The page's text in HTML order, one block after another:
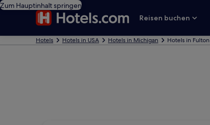
Zum Hauptinhalt springen
Reisen buchen
Hotels Hotels in USA Hotels in Michigan Hotels in Fulton